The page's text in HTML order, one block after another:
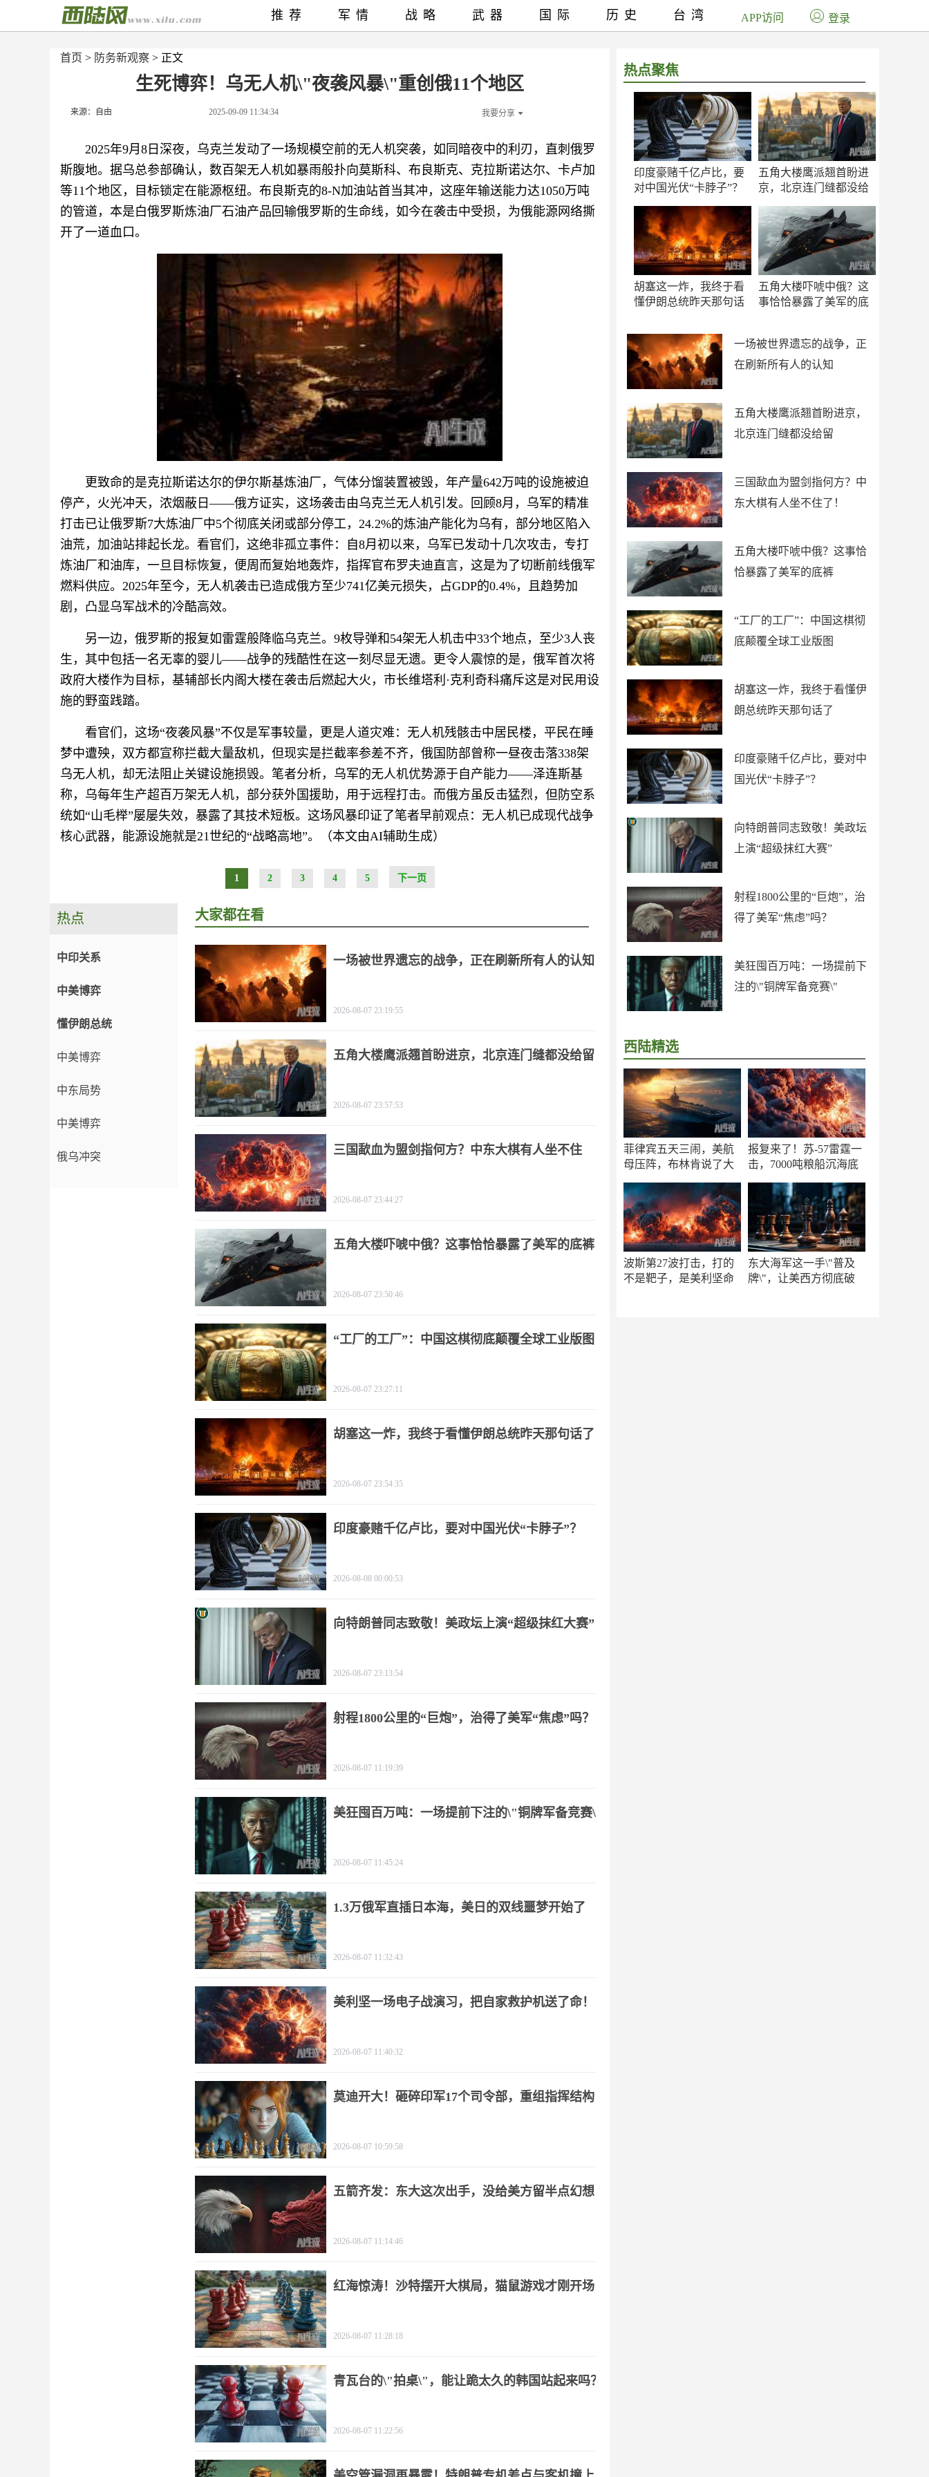
首页 > 防务新观察 > 正文
生死博弈！乌无人机\"夜袭风暴\"重创俄11个地区
来源：自由 2025-09-09 11:34:34 我要分享
2025年9月8日深夜，乌克兰发动了一场规模空前的无人机突袭，如同暗夜中的利刃，直刺俄罗
斯腹地。据乌总参部确认，数百架无人机如暴雨般扑向莫斯科、布良斯克、克拉斯诺达尔、卡卢加
等11个地区，目标锁定在能源枢纽。布良斯克的8-N加油站首当其冲，这座年输送能力达1050万吨
的管道，本是白俄罗斯炼油厂石油产品回输俄罗斯的生命线，如今在袭击中受损，为俄能源网络撕
开了一道血口。
更致命的是克拉斯诺达尔的伊尔斯基炼油厂，气体分馏装置被毁，年产量642万吨的设施被迫
停产，火光冲天，浓烟蔽日——俄方证实，这场袭击由乌克兰无人机引发。回顾8月，乌军的精准
打击已让俄罗斯7大炼油厂中5个彻底关闭或部分停工，24.2%的炼油产能化为乌有，部分地区陷入
油荒，加油站排起长龙。看官们，这绝非孤立事件：自8月初以来，乌军已发动十几次攻击，专打
炼油厂和油库，一旦目标恢复，便周而复始地轰炸，指挥官布罗夫迪直言，这是为了切断前线俄军
燃料供应。2025年至今，无人机袭击已造成俄方至少741亿美元损失，占GDP的0.4%，且趋势加
剧，凸显乌军战术的冷酷高效。
另一边，俄罗斯的报复如雷霆般降临乌克兰。9枚导弹和54架无人机击中33个地点，至少3人丧
生，其中包括一名无辜的婴儿——战争的残酷性在这一刻尽显无遗。更令人震惊的是，俄军首次将
政府大楼作为目标，基辅部长内阁大楼在袭击后燃起大火，市长维塔利·克利奇科痛斥这是对民用设
施的野蛮践踏。
看官们，这场“夜袭风暴”不仅是军事较量，更是人道灾难：无人机残骸击中居民楼，平民在睡
梦中遭殃，双方都宣称拦截大量敌机，但现实是拦截率参差不齐，俄国防部曾称一昼夜击落338架
乌无人机，却无法阻止关键设施损毁。笔者分析，乌军的无人机优势源于自产能力——泽连斯基
称，乌每年生产超百万架无人机，部分获外国援助，用于远程打击。而俄方虽反击猛烈，但防空系
统如“山毛榉”屡屡失效，暴露了其技术短板。这场风暴印证了笔者早前观点：无人机已成现代战争
核心武器，能源设施就是21世纪的“战略高地”。（本文由AI辅助生成）
1 2 3 4 5 下一页
热点聚焦
印度豪赌千亿卢比，要
对中国光伏“卡脖子”？
五角大楼鹰派翘首盼进
京，北京连门缝都没给
胡塞这一炸，我终于看
懂伊朗总统昨天那句话
五角大楼吓唬中俄？这
事恰恰暴露了美军的底
一场被世界遗忘的战争，正
在刷新所有人的认知
五角大楼鹰派翘首盼进京，
北京连门缝都没给留
三国歃血为盟剑指何方？中
东大棋有人坐不住了！
五角大楼吓唬中俄？这事恰
恰暴露了美军的底裤
“工厂的工厂”：中国这棋彻
底颠覆全球工业版图
胡塞这一炸，我终于看懂伊
朗总统昨天那句话了
印度豪赌千亿卢比，要对中
国光伏“卡脖子”？
向特朗普同志致敬！美政坛
上演“超级抹红大赛”
射程1800公里的“巨炮”，治
得了美军“焦虑”吗？
美狂囤百万吨：一场提前下
注的\"铜牌军备竞赛\"
西陆精选
菲律宾五天三闹，美航
母压阵，布林肯说了大
报复来了！苏-57雷霆一
击，7000吨粮船沉海底
波斯第27波打击，打的
不是靶子，是美利坚命
东大海军这一手\"普及
牌\"，让美西方彻底破
推荐 军情 战略 武器 国际 历史 台湾 APP访问 登录
热点
中印关系
中美博弈
懂伊朗总统
中美博弈
中东局势
中美博弈
俄乌冲突
大家都在看
一场被世界遗忘的战争，正在刷新所有人的认知
2026-08-07 23:19:55
五角大楼鹰派翘首盼进京，北京连门缝都没给留
2026-08-07 23:57:53
三国歃血为盟剑指何方？中东大棋有人坐不住
2026-08-07 23:44:27
五角大楼吓唬中俄？这事恰恰暴露了美军的底裤
2026-08-07 23:50:46
“工厂的工厂”：中国这棋彻底颠覆全球工业版图
2026-08-07 23:27:11
胡塞这一炸，我终于看懂伊朗总统昨天那句话了
2026-08-07 23:54:35
印度豪赌千亿卢比，要对中国光伏“卡脖子”？
2026-08-08 00:00:53
向特朗普同志致敬！美政坛上演“超级抹红大赛”
2026-08-07 23:13:54
射程1800公里的“巨炮”，治得了美军“焦虑”吗？
2026-08-07 11:19:39
美狂囤百万吨：一场提前下注的\"铜牌军备竞赛\"
2026-08-07 11:45:24
1.3万俄军直插日本海，美日的双线噩梦开始了
2026-08-07 11:32:43
美利坚一场电子战演习，把自家救护机送了命！
2026-08-07 11:40:32
莫迪开大！砸碎印军17个司令部，重组指挥结构
2026-08-07 10:59:58
五箭齐发：东大这次出手，没给美方留半点幻想
2026-08-07 11:14:46
红海惊涛！沙特摆开大棋局，猫鼠游戏才刚开场
2026-08-07 11:28:18
青瓦台的\"拍桌\"，能让跪太久的韩国站起来吗？
2026-08-07 11:22:56